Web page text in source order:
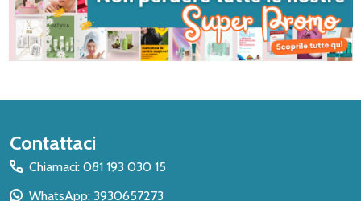
Inizio
del
piè
Contattaci
Chiamaci: 081 193 030 15
WhatsApp: 3930657273